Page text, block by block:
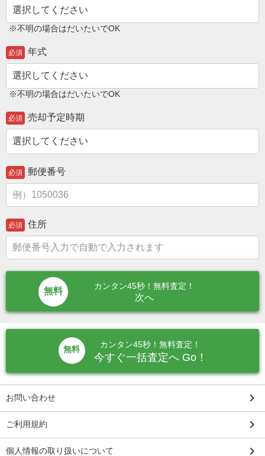
※不明の場合はだいたいでOK
必須 年式
※不明の場合はだいたいでOK
必須 売却予定時期
必須 郵便番号
必須 住所
カンタン45秒！無料査定！
次へ
無料
カンタン45秒！無料査定！
今すぐ一括査定へ Go！
お問い合わせ keyboard_arrow_right
ご利用規約 keyboard_arrow_right
個人情報の取り扱いについて keyboard_arrow_right